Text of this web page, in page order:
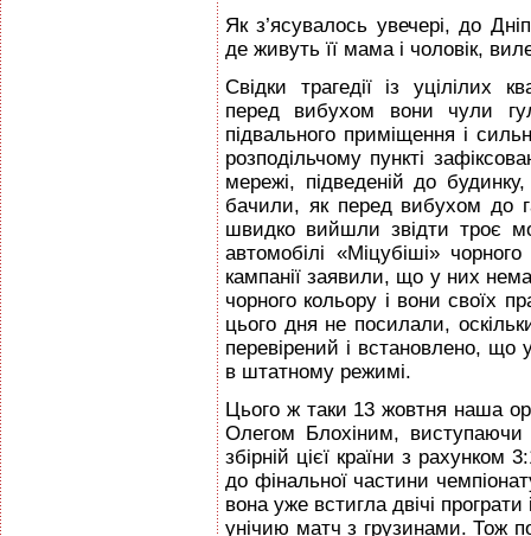
Як з’ясувалось увечері, до
де живуть її мама і чоловік,
Свідки трагедії із уцілілих
перед вибухом вони чули
підвального приміщення і
розподільчому пункті
мережі, підведеній до
бачили, як перед вибухом до
швидко вийшли звідти троє
автомобілі «Міцубіші»
кампанії заявили, що у них
чорного кольору і вони своїх
цього дня не посилали,
перевірений і встановлено,
в штатному режимі.
Цього ж таки 13 жовтня наша
Олегом Блохіним, виступаючи
збірній цієї країни з рахунком
до фiнальної частини
вона уже встигла двічі
унічию матч з грузинами. Тож